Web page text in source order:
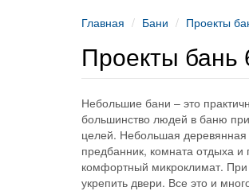
Главная Бани Проекты
Проекты бань
Небольшие бани – это
большинство людей в баню
целей. Небольшая
предбанник, комната отдыха
комфортный микроклимат. При
укрепить двери. Все это и